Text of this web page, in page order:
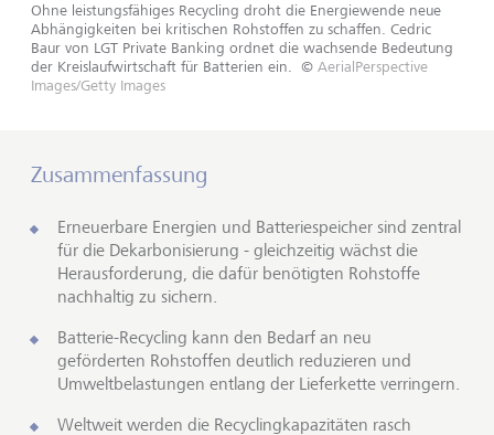
Ohne leistungsfähiges Recycling droht die Energiewende neue
Abhängigkeiten bei kritischen Rohstoffen zu schaffen. Cedric
Baur von LGT Private Banking ordnet die wachsende Bedeutung
der Kreislaufwirtschaft für Batterien ein.
© AerialPerspective
Images/Getty Images
Zusammenfassung
Erneuerbare Energien und Batteriespeicher sind zentral
für die Dekarbonisierung - gleichzeitig wächst die
Herausforderung, die dafür benötigten Rohstoffe
nachhaltig zu sichern.
Batterie-Recycling kann den Bedarf an neu
geförderten Rohstoffen deutlich reduzieren und
Umweltbelastungen entlang der Lieferkette verringern.
Weltweit werden die Recyclingkapazitäten rasch